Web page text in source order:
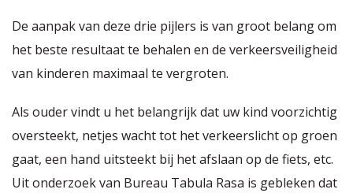
De aanpak van deze drie pijlers is van groot belang om
het beste resultaat te behalen en de verkeersveiligheid
van kinderen maximaal te vergroten.
Als ouder vindt u het belangrijk dat uw kind voorzichtig
oversteekt, netjes wacht tot het verkeerslicht op groen
gaat, een hand uitsteekt bij het afslaan op de fiets, etc.
Uit onderzoek van Bureau Tabula Rasa is gebleken dat